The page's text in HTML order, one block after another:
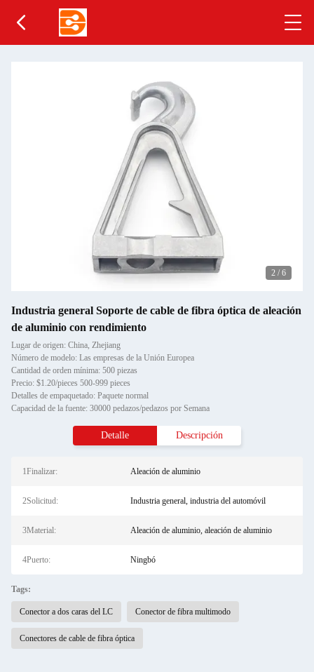
2 / 6
Industria general Soporte de cable de fibra óptica de aleación
de aluminio con rendimiento
Lugar de origen: China, Zhejiang
Número de modelo: Las empresas de la Unión Europea
Cantidad de orden mínima: 500 piezas
Precio: $1.20/pieces 500-999 pieces
Detalles de empaquetado: Paquete normal
Capacidad de la fuente: 30000 pedazos/pedazos por Semana
Detalle Descripción
1Finalizar: Aleación de aluminio
2Solicitud: Industria general, industria del automóvil
3Material: Aleación de aluminio, aleación de aluminio
4Puerto: Ningbó
Tags:
Conector a dos caras del LC Conector de fibra multimodo
Conectores de cable de fibra óptica